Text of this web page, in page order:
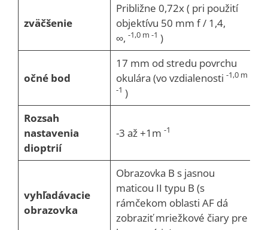
zväčšenie
Približne 0,72x ( pri použití
objektívu 50 mm f / 1,4,
∞, -1,0 m -1 )
očné bod
17 mm od stredu povrchu
okulára (vo vzdialenosti -1,0 m
-1 )
Rozsah
nastavenia
dioptrií
-3 až +1m -1
vyhľadávacie
obrazovka
Obrazovka B s jasnou
maticou II typu B (s
rámčekom oblasti AF dá
zobraziť mriežkové čiary pre